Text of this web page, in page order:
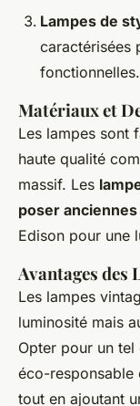
Lampes de
caractérisées
fonctionnelles.
Matériaux et
Les lampes sont
haute qualité
massif. Les
poser anciennes
Edison pour une
Avantages des
Les lampes
luminosité mais
Opter pour un
éco-responsable
tout en ajoutant